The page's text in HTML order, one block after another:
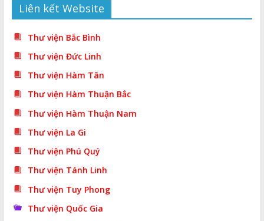
Liên kết Website
Thư viện Bắc Bình
Thư viện Đức Linh
Thư viện Hàm Tân
Thư viện Hàm Thuận Bắc
Thư viện Hàm Thuận Nam
Thư viện La Gi
Thư viện Phú Quý
Thư viện Tánh Linh
Thư viện Tuy Phong
Thư viện Quốc Gia